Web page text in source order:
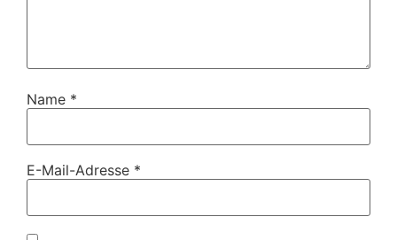
Name *
E-Mail-Adresse *